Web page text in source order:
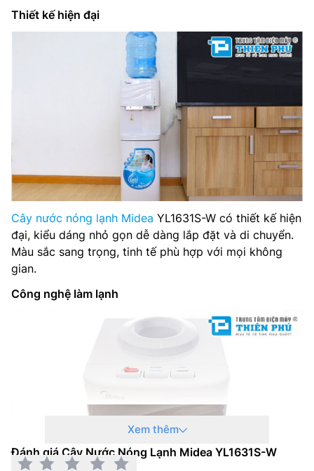
Trọng lượng:17 kg
Thương hiệu của:Trung Quốc
Sản xuất tại:Trung Quốc
Thiết kế hiện đại
Cây nước nóng lạnh Midea YL1631S-W có thiết kế hiện
đại, kiểu dáng nhỏ gọn dễ dàng lắp đặt và di chuyển.
Màu sắc sang trọng, tinh tế phù hợp với mọi không
gian.
Công nghệ làm lạnh
Xem thêm
Đánh giá Cây Nước Nóng Lạnh Midea YL1631S-W